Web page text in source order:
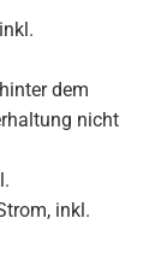
dem
nicht
inkl.